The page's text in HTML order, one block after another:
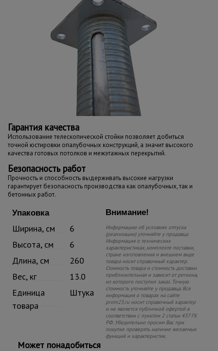
Гарантия качества
Использование телескопической стойки позволяет добиться
точной юстировки опалубочных конструкций, а значит высокого
качества готовых потолков и межэтажных перекрытий.
Безопасность работ
Прочность и способность выдерживать высокие нагрузки
гарантирует безопасность производства как опалубочных, так и
бетонных работ.
Упаковка
Ширина, см
6
Высота, см
6
Длина, см
260
Вес, кг
13.0
Единица
товара
Штука
Внимание!
Информацию об условиях отпуска
(реализации) уточняйте у продавца.
Информация о технических
характеристиках, комплекте поставки,
стране изготовления и внешнем виде
товара носит справочный характер.
Стоимость товара и стоимость доставки
приблизительная и зависит от региона,
из которого поступил заказ. Точную
стоимость уточняйте у продавца. Вся
информация о товарах на сайте
prom23.ru носит справочный характер
и не является публичной офертой в
соответствии с пунктом 2 статьи 437 ГК
РФ. Убедительно просим Вас при
покупке проверять наличие желаемых
функций и характеристик.
Может понадобиться